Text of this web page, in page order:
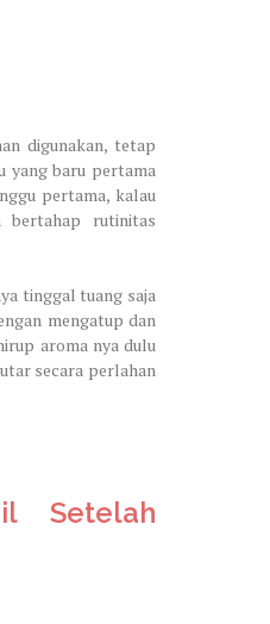
digunakan, tetap
yang baru pertama
pertama, kalau
bertahap rutinitas
tinggal tuang saja
mengatup dan
aroma nya dulu
secara perlahan
Setelah